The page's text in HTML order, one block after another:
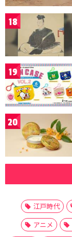
18
19
20
江戸時代
アニメ